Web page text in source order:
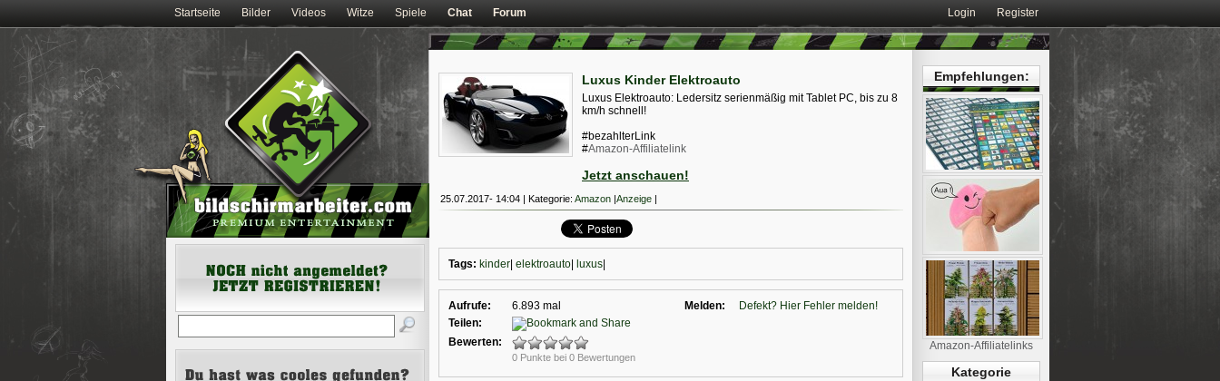
Startseite Bilder Videos Witze Spiele Chat Forum Login Register
Luxus Kinder Elektroauto
Luxus Elektroauto: Ledersitz serienmäßig mit Tablet PC, bis zu 8
km/h schnell!
#bezahlterLink
#Amazon-Affiliatelink
Jetzt anschauen!
25.07.2017- 14:04 | Kategorie: Amazon |Anzeige |
Tags: kinder elektroauto luxus
Aufrufe:
6.893 mal
Teilen:
Bewerten:
0 Punkte bei 0 Bewertungen
Melden: Defekt? Hier Fehler melden!
Empfehlungen:
Amazon-Affiliatelinks
Kategorie